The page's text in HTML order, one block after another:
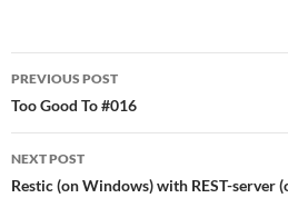
Post
navigation
PREVIOUS POST
Too Good To #016
NEXT POST
Restic (on Windows) with REST-server